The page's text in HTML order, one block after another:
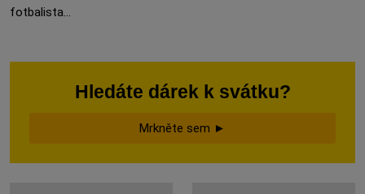
fotbalista...
Hledáte dárek k svátku?
Mrkněte sem ►